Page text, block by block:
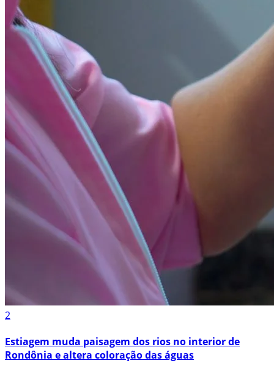
2
Estiagem muda paisagem dos rios no interior de
Rondônia e altera coloração das águas